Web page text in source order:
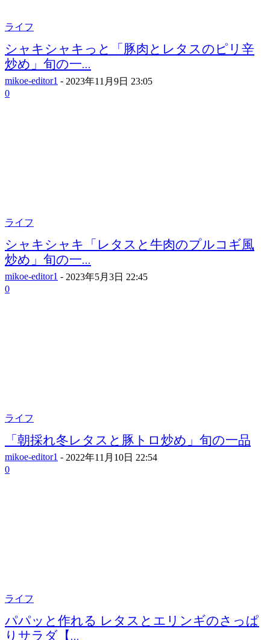
ライフ
シャキシャキっと「豚肉とレタスのピリ辛
炒め」旬の一...
mikoe-editor1 - 2023年11月9日 23:05
0
ライフ
シャキシャキ「レタスと牛肉のプルコギ風
炒め」旬の一...
mikoe-editor1 - 2023年5月3日 22:45
0
ライフ
「朝採れ冬レタスと豚トロ炒め」旬の一品
mikoe-editor1 - 2022年11月10日 22:54
0
ライフ
パパッと作れる レタスとエリンギのさっぱ
りサラダ【...